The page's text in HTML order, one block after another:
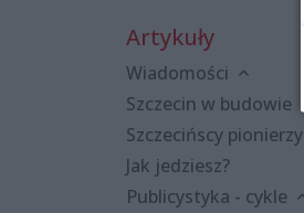
Artykuły
Wiadomości
Szczecin w budowie
Szczecińscy pionierzy
Jak jedziesz?
Publicystyka - cykle